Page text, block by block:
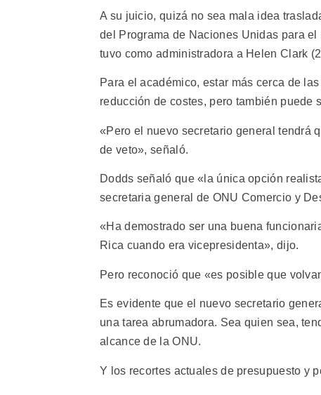
A su juicio, quizá no sea mala idea
del Programa de Naciones Unidas para
tuvo como administradora a Helen Clark
Para el académico, estar más cerca de
reducción de costes, pero también puede
«Pero el nuevo secretario general tendrá
de veto», señaló.
Dodds señaló que «la única opción
secretaria general de ONU Comercio y
«Ha demostrado ser una buena
Rica cuando era vicepresidenta», dijo.
Pero reconoció que «es posible que
Es evidente que el nuevo secretario
una tarea abrumadora. Sea quien sea,
alcance de la ONU.
Y los recortes actuales de presupuesto y